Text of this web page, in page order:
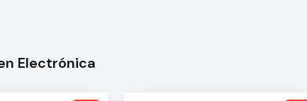
Electrónica